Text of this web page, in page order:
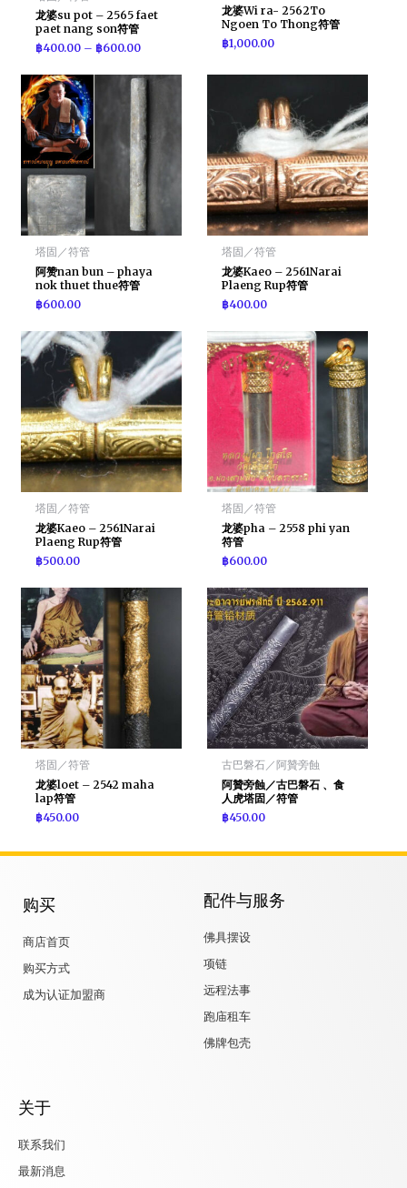
龙婆su pot – 2565 faet
paet nang son符管
฿400.00 – ฿600.00
龙婆Wi ra- 2562To
Ngoen To Thong符管
฿1,000.00
塔固／符管
阿赞nan bun – phaya
nok thuet thue符管
฿600.00
塔固／符管
龙婆Kaeo – 2561Narai
Plaeng Rup符管
฿400.00
塔固／符管
龙婆Kaeo – 2561Narai
Plaeng Rup符管
฿500.00
塔固／符管
龙婆pha – 2558 phi yan
符管
฿600.00
塔固／符管
龙婆loet – 2542 maha
lap符管
฿450.00
古巴磐石／阿贊旁蝕
阿贊旁蝕／古巴磐石 、食
人虎塔固／符管
฿450.00
购买
商店首页
购买方式
成为认证加盟商
配件与服务
佛具摆设
项链
远程法事
跑庙租车
佛牌包壳
关于
联系我们
最新消息